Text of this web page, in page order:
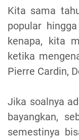
Kita sama
popular
kenapa, kita
ketika
Pierre Cardin,
Jika soalnya
bayangkan,
semestinya